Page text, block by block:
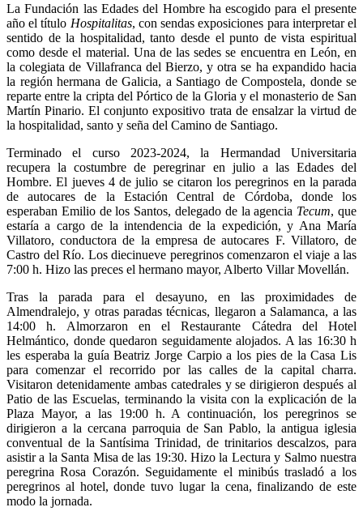
La Fundación las Edades del Hombre ha escogido para el presente
año el título Hospitalitas, con sendas exposiciones para interpretar el
sentido de la hospitalidad, tanto desde el punto de vista espiritual
como desde el material. Una de las sedes se encuentra en León, en
la colegiata de Villafranca del Bierzo, y otra se ha expandido hacia
la región hermana de Galicia, a Santiago de Compostela, donde se
reparte entre la cripta del Pórtico de la Gloria y el monasterio de San
Martín Pinario. El conjunto expositivo trata de ensalzar la virtud de
la hospitalidad, santo y seña del Camino de Santiago.
Terminado el curso 2023-2024, la Hermandad Universitaria
recupera la costumbre de peregrinar en julio a las Edades del
Hombre. El jueves 4 de julio se citaron los peregrinos en la parada
de autocares de la Estación Central de Córdoba, donde los
esperaban Emilio de los Santos, delegado de la agencia Tecum, que
estaría a cargo de la intendencia de la expedición, y Ana María
Villatoro, conductora de la empresa de autocares F. Villatoro, de
Castro del Río. Los diecinueve peregrinos comenzaron el viaje a las
7:00 h. Hizo las preces el hermano mayor, Alberto Villar Movellán.
Tras la parada para el desayuno, en las proximidades de
Almendralejo, y otras paradas técnicas, llegaron a Salamanca, a las
14:00 h. Almorzaron en el Restaurante Cátedra del Hotel
Helmántico, donde quedaron seguidamente alojados. A las 16:30 h
les esperaba la guía Beatriz Jorge Carpio a los pies de la Casa Lis
para comenzar el recorrido por las calles de la capital charra.
Visitaron detenidamente ambas catedrales y se dirigieron después al
Patio de las Escuelas, terminando la visita con la explicación de la
Plaza Mayor, a las 19:00 h. A continuación, los peregrinos se
dirigieron a la cercana parroquia de San Pablo, la antigua iglesia
conventual de la Santísima Trinidad, de trinitarios descalzos, para
asistir a la Santa Misa de las 19:30. Hizo la Lectura y Salmo nuestra
peregrina Rosa Corazón. Seguidamente el minibús trasladó a los
peregrinos al hotel, donde tuvo lugar la cena, finalizando de este
modo la jornada.